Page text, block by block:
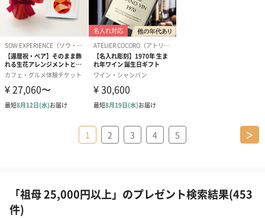
1 2 3 4 5 ＞
「祖母 25,000円以上」のプレゼント検索結果(453
件)